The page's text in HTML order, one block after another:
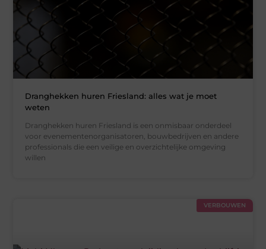
Dranghekken huren Friesland: alles wat je moet
weten
Dranghekken huren Friesland is een onmisbaar onderdeel
voor evenementenorganisatoren, bouwbedrijven en andere
professionals die een veilige en overzichtelijke omgeving
willen
VERBOUWEN